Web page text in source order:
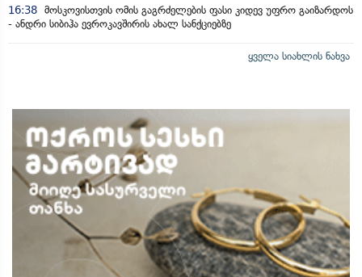
16:38 მოსკოვისთვის ომის გაგრძელების ფასი კიდევ უფრო გაიზარდოს
- ანდრი სიბიჰა ევროკავშირის ახალ სანქციებზე
ყველა სიახლის ნახვა